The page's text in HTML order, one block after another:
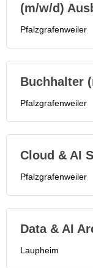
(m/w/d)
Pfalzgrafenweiler
Buchhalter
Pfalzgrafenweiler
Cloud & AI
Pfalzgrafenweiler
Data & AI
Laupheim